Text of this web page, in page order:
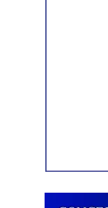
niño. Además,
que el cambio de
La sentencia
informado una
hijo luego del